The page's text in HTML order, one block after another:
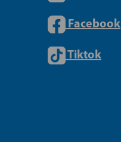
Facebook
Tiktok